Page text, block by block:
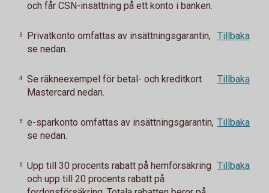
och får CSN-insättning på ett konto i banken.
3
Privatkonto omfattas av insättningsgarantin,
se nedan.
Tillbaka
4
Se räkneexempel för betal- och kreditkort
Mastercard nedan.
Tillbaka
5
e-sparkonto omfattas av insättningsgarantin,
se nedan.
Tillbaka
6
Upp till 30 procents rabatt på hemförsäkring
och upp till 20 procents rabatt på
Tillbaka